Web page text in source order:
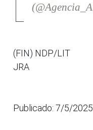
(FIN) NDP/LIT
JRA
Publicado: 7/5/2025